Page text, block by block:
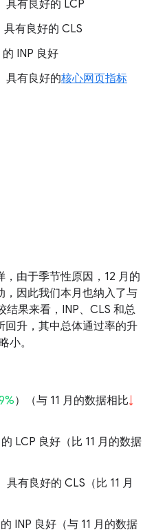
具有良好的 LCP
具有良好的 CLS
的 INP 良好
具有良好的核心网页指标
由于季节性原因，12 月的
，因此我们本月也纳入了与
结果来看，INP、CLS 和总
回升，其中总体通过率的升
小。
）（与 11 月的数据相比↓
的 LCP 良好（比 11 月的数据
具有良好的 CLS（比 11 月
INP 良好（与 11 月的数据